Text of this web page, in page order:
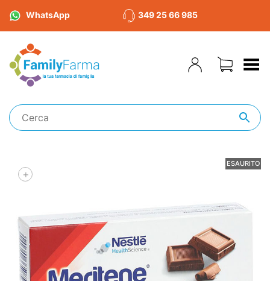
WhatsApp 349 25 66 985
Toggle Menu
ESAURITO
+